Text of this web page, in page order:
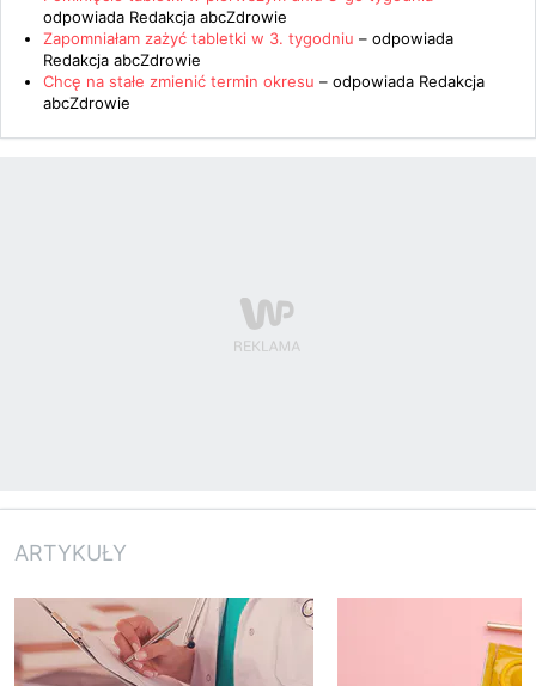
odpowiada Redakcja abcZdrowie
Zapomniałam zażyć tabletki w 3. tygodniu – odpowiada
Redakcja abcZdrowie
Chcę na stałe zmienić termin okresu – odpowiada Redakcja
abcZdrowie
ARTYKUŁY